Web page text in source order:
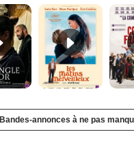
Bandes-annonces à ne pas